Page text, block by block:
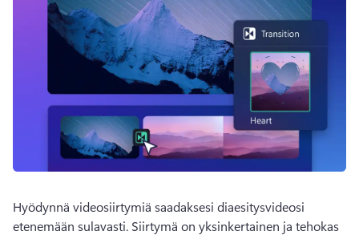
Hyödynnä videosiirtymiä saadaksesi diaesitysvideosi
etenemään sulavasti. Siirtymä on yksinkertainen ja tehokas